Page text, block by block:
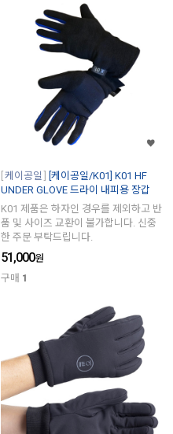
케이공일
[케이공일/K01] K01 HF
UNDER GLOVE 드라이 내피용 장갑
K01 제품은 하자인 경우를 제외하고 반
품 및 사이즈 교환이 불가합니다. 신중
한 주문 부탁드립니다.
51,000원
구매 1